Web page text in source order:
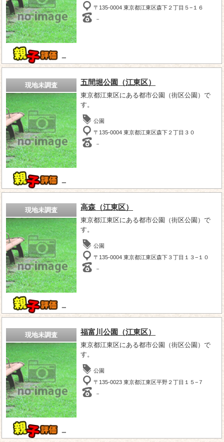
－
〒135-0004 東京都江東区森下２丁目５−１６
－
現地未調査
－
五間堀公園（江東区）
東京都江東区にある都市公園（街区公園）で
す。
公園
〒135-0004 東京都江東区森下２丁目３０
－
現地未調査
－
高森（江東区）
東京都江東区にある都市公園（街区公園）で
す。
公園
〒135-0004 東京都江東区森下３丁目１３−１０
－
現地未調査
－
福富川公園（江東区）
東京都江東区にある都市公園（街区公園）で
す。
公園
〒135-0023 東京都江東区平野２丁目１５−７
－